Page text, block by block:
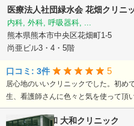
医療法人社団緑水会 花畑クリニ
内科, 外科, 呼吸器科, ...
熊本県熊本市中央区花畑町1-5
尚亜ビル3・4・5階
口コミ: 3件 5
居心地のいいクリニックでした。初め
生、看護師さんに色々と気を使って頂
医療法人大和 大和クリニック